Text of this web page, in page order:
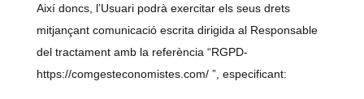
Així doncs, l’Usuari podrà exercitar els seus drets
mitjançant comunicació escrita dirigida al Responsable
del tractament amb la referència “RGPD-
https://comgesteconomistes.com/ ”, especificant: